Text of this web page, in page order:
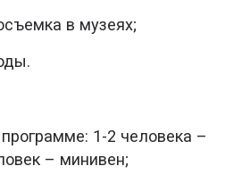
в музеях;
1-2 человека –
– минивен;